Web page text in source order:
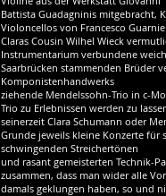
Battista Guadagninis mitgebracht,
Violoncellos von Francesco
Claras Cousin Wilhel Wieck
Instrumentarium verbundene
Saarbrücken stammenden Brüder
Komponistenhandwerks
ziehende Mendelssohn-Trio in c-
Trio zu Erlebnissen werden zu
seinerzeit Clara Schumann oder
Grunde jeweils kleine Konzerte für
schwingenden Streichertönen
und rasant gemeisterten Technik-
zusammen, dass man wider alle
damals geklungen haben, so und